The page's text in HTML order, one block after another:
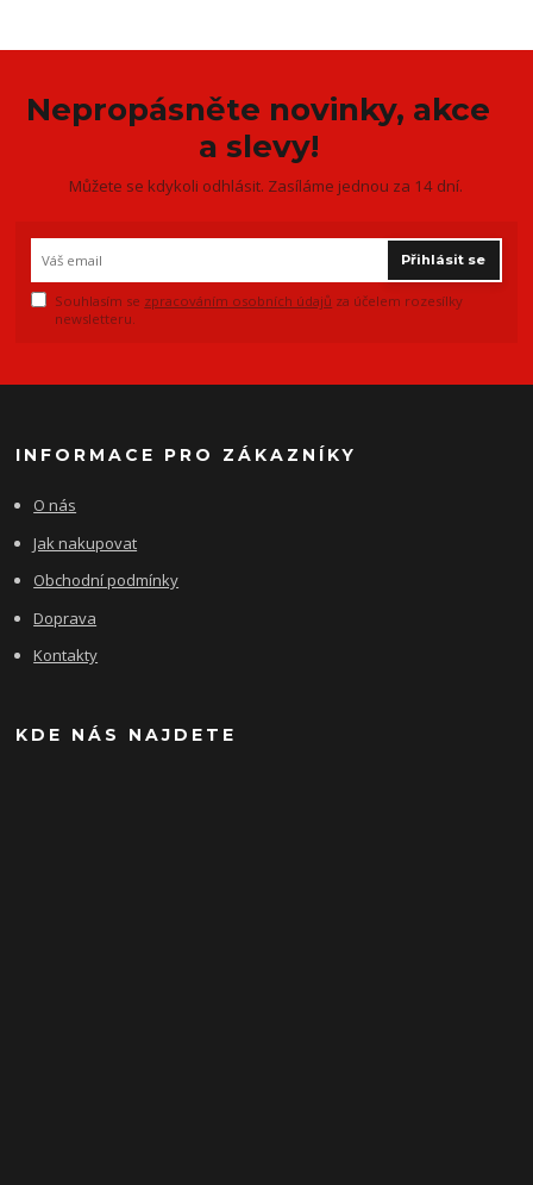
Nepropásněte novinky, akce
a slevy!
Můžete se kdykoli odhlásit. Zasíláme jednou za 14 dní.
Přihlásit se
Souhlasím se zpracováním osobních údajů za účelem rozesílky
newsletteru.
INFORMACE PRO ZÁKAZNÍKY
O nás
Jak nakupovat
Obchodní podmínky
Doprava
Kontakty
KDE NÁS NAJDETE